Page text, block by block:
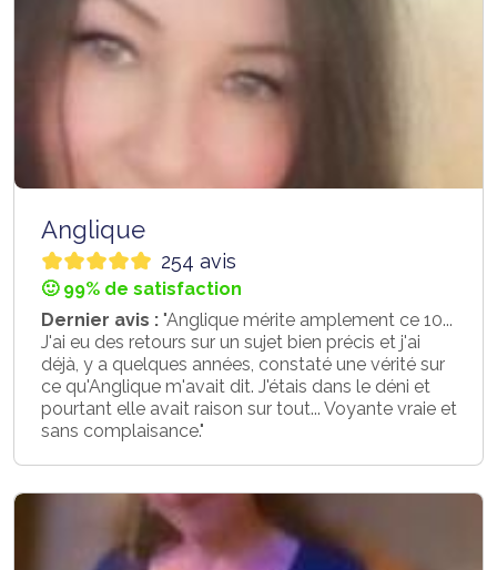
Anglique
254 avis
🙂 99% de satisfaction
Dernier avis : "Anglique mérite amplement ce 10...
J'ai eu des retours sur un sujet bien précis et j'ai
déjà, y a quelques années, constaté une vérité sur
ce qu'Anglique m'avait dit. J'étais dans le déni et
pourtant elle avait raison sur tout... Voyante vraie et
sans complaisance."